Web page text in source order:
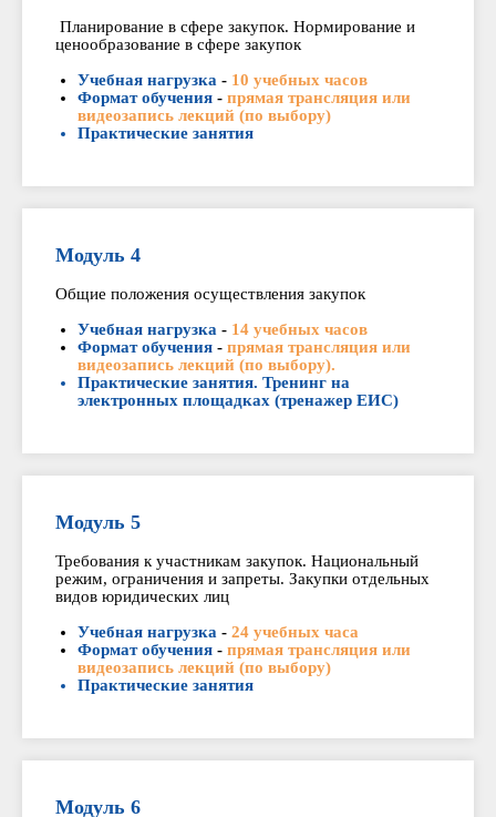
Планирование в сфере закупок. Нормирование и
ценообразование в сфере закупок
Учебная нагрузка - 10 учебных часов
Формат обучения - прямая трансляция или
видеозапись лекций (по выбору)
Практические занятия
Модуль 4
Общие положения осуществления закупок
Учебная нагрузка - 14 учебных часов
Формат обучения - прямая трансляция или
видеозапись лекций (по выбору).
Практические занятия. Тренинг на
электронных площадках (тренажер ЕИС)
Модуль 5
Требования к участникам закупок. Национальный
режим, ограничения и запреты. Закупки отдельных
видов юридических лиц
Учебная нагрузка - 24 учебных часа
Формат обучения - прямая трансляция или
видеозапись лекций (по выбору)
Практические занятия
Модуль 6